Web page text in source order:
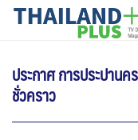
SkipTHAILANDPLUS
ประกาศ การประปานค
ชั่วคราว